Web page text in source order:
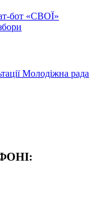
бот «СВОЇ»
Молодіжна рада